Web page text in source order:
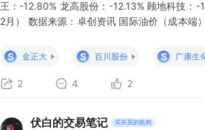
王：-12.80% 龙高股份：-12.13% 顾地科技：
2月） 数据来源：卓创资讯 国际油价（成本端
S
金正大 S 百川股份 S 广康生
2 4 2
伏白的交易笔记 买买买的机构